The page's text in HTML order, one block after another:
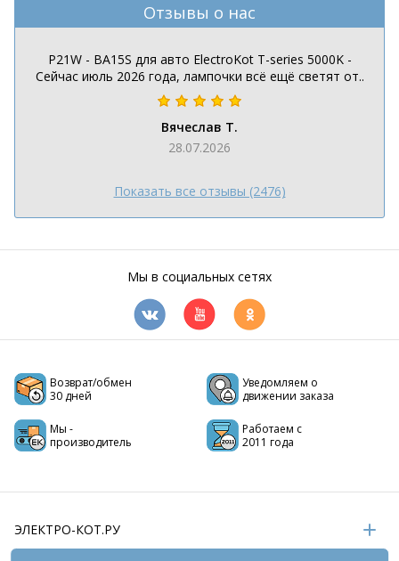
Отзывы о нас
P21W - BA15S для авто ElectroKot T-series 5000K -
Сейчас июль 2026 года, лампочки всё ещё светят от..
Вячеслав Т.
28.07.2026
Показать все отзывы (2476)
Мы в социальных сетях
Возврат/обмен
30 дней
Уведомляем о
движении заказа
Мы -
производитель
Работаем с
2011 года
ЭЛЕКТРО-КОТ.РУ